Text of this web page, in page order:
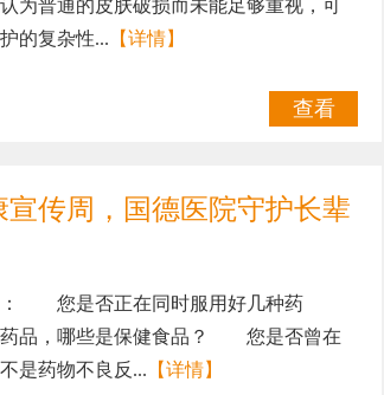
为普通的皮肤破损而未能足够重视，可
的复杂性... 【详情】
查看
宣传周，国德医院守护长辈
您是否正在同时服用好几种药
品，哪些是保健食品？ 您是否曾在
是药物不良反... 【详情】